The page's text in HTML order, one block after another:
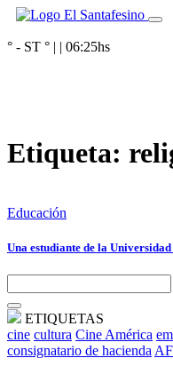
° - ST ° | | 06:25hs
Etiqueta:
Educación
Una estudiante de la
ETIQUETAS
cine cultura Cine América
consignatario de hacienda